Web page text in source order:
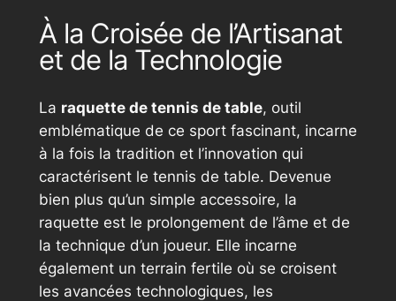
À la Croisée de l’Artisanat
et de la Technologie
La raquette de tennis de table, outil
emblématique de ce sport fascinant, incarne
à la fois la tradition et l’innovation qui
caractérisent le tennis de table. Devenue
bien plus qu’un simple accessoire, la
raquette est le prolongement de l’âme et de
la technique d’un joueur. Elle incarne
également un terrain fertile où se croisent
les avancées technologiques, les